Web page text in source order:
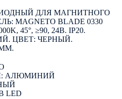
ДЛЯ МАГНИТНОГО
MAGNETO BLADE 0330
45°, ≥90, 24В. IP20.
ЦВЕТ: ЧЕРНЫЙ.
АЛЮМИНИЙ
LED